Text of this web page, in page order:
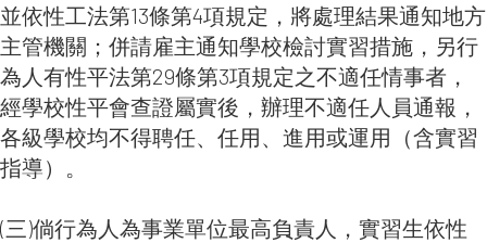
並依性工法第13條第4項規定，將處理結果通知地方
主管機關；併請雇主通知學校檢討實習措施，另行
為人有性平法第29條第3項規定之不適任情事者，
經學校性平會查證屬實後，辦理不適任人員通報，
各級學校均不得聘任、任用、進用或運用（含實習
指導）。
(三)倘行為人為事業單位最高負責人，實習生依性